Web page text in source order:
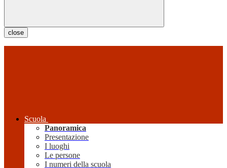
close
Scuola
Panoramica
Presentazione
I luoghi
Le persone
I numeri della scuola